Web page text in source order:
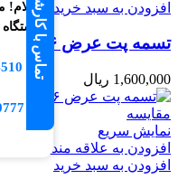
افزودن به سبد خرید
تسمه پت عرض ۱۶ | تسمه بسته بندی pet شماره 16
1,600,000 ریال
مقایسه
نمایش سریع
افزودن به علاقه مندی
افزودن به سبد خرید
سلام!
📱